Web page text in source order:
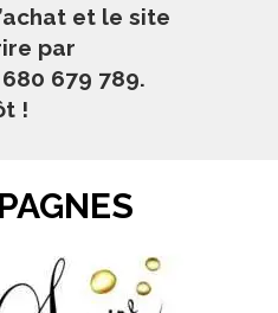
et le site
par
679 789.
!